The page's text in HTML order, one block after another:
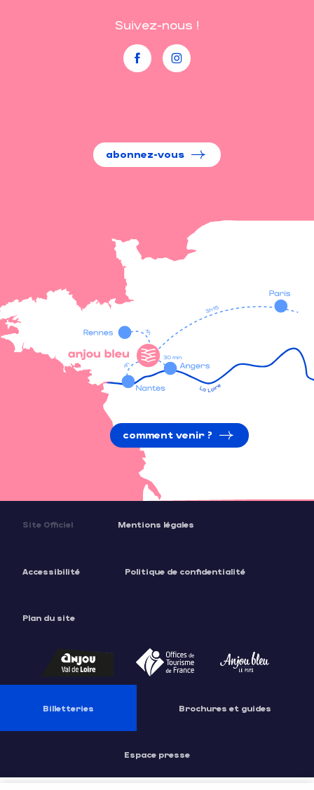
Suivez-nous !
abonnez-vous
comment venir ?
Site Officiel Mentions légales
Accessibilité Politique de confidentialité
Plan du site
Billetteries Brochures et guides
Espace presse